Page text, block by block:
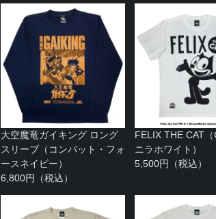
大空魔竜ガイキング ロング
スリーブ（コンバット・フォ
ースネイビー）
6,800円（税込）
FELIX THE CAT
ニラホワイト）
5,500円（税込）